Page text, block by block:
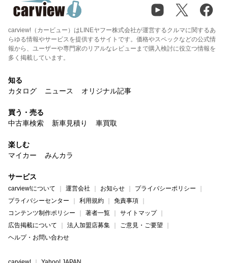
carview!（カービュー）はLINEヤフー株式会社が運営するクルマに関するあ
らゆる情報やサービスを提供するサイトです。価格やスペックなどの公式情
報から、ユーザーや専門家のリアルなレビューまで購入検討に役立つ情報を
多く掲載しています。
知る
カタログ
ニュース オリジナル記事
買う・売る
中古車検索
新車見積り 車買取
楽しむ
マイカー
みんカラ
サービス
carview!について 運営会社 お知らせ
プライバシーポリシー
プライバシーセンター
利用規約
免責事項
コンテンツ制作ポリシー
著者一覧
サイトマップ
広告掲載について
法人加盟店募集
ご意見・ご要望
ヘルプ・お問い合わせ